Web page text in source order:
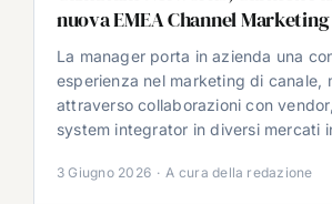
nuova EMEA Channel
La manager porta in azienda una
esperienza nel marketing di canale,
attraverso collaborazioni con
system integrator in diversi mercati
3 Giugno 2026 · A cura della redazione